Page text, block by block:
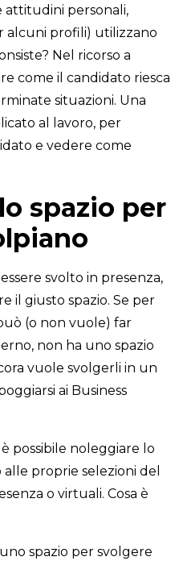
personali,
alcuni profili) utilizzano
Nel ricorso a
come il candidato riesca
situazioni. Una
al lavoro, per
e vedere come
spazio per
svolto in presenza,
il giusto spazio. Se per
(o non vuole) far
non ha uno spazio
vuole svolgerli in un
ai Business
possibile noleggiare lo
proprie selezioni del
o virtuali. Cosa è
spazio per svolgere